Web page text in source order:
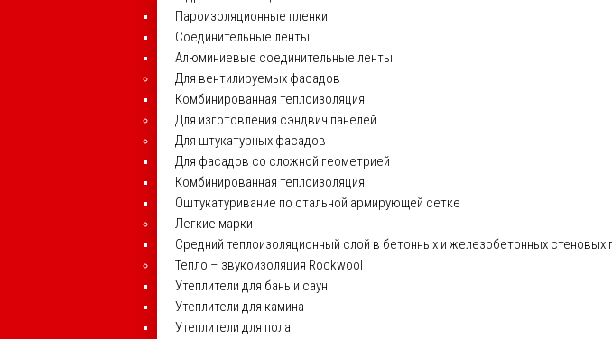
Пароизоляционные пленки
Соединительные ленты
Алюминиевые соединительные ленты
Для вентилируемых фасадов
Комбинированная теплоизоляция
Для изготовления сэндвич панелей
Для штукатурных фасадов
Для фасадов со сложной геометрией
Комбинированная теплоизоляция
Оштукатуривание по стальной армирующей сетке
Легкие марки
Средний теплоизоляционный слой в бетонных и железобетонных стеновых
Тепло – звукоизоляция Rockwool
Утеплители для бань и саун
Утеплители для камина
Утеплители для пола